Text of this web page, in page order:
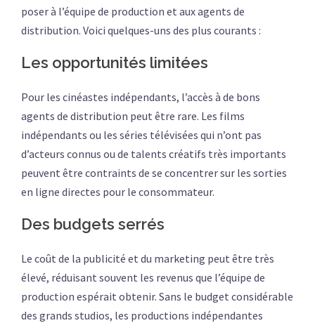
poser à l’équipe de production et aux agents de
distribution. Voici quelques-uns des plus courants :
Les opportunités limitées
Pour les cinéastes indépendants, l’accès à de bons
agents de distribution peut être rare. Les films
indépendants ou les séries télévisées qui n’ont pas
d’acteurs connus ou de talents créatifs très importants
peuvent être contraints de se concentrer sur les sorties
en ligne directes pour le consommateur.
Des budgets serrés
Le coût de la publicité et du marketing peut être très
élevé, réduisant souvent les revenus que l’équipe de
production espérait obtenir. Sans le budget considérable
des grands studios, les productions indépendantes